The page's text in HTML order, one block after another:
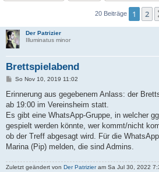
20 Beiträge 1 2
Der Patrizier
Illuminatus minor
Brettspielabend
B
i
r
a
So Nov 10, 2019 11:02
Erinnerung aus gegebenem Anlass: der
ab 19:00 im Vereinsheim statt.
Es gibt eine WhatsApp-Gruppe, in welcher
gespielt werden könnte, wer kommt/nicht
ob der Treff abgesagt wird. Für die
Marina (Pip) melden, die sind Admins.
Zuletzt geändert von Der Patrizieram Sa Jul 30, 2022